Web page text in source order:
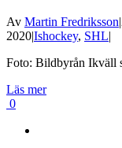
Av Martin Fredriksson|
2020|Ishockey, SHL|
Foto: Bildbyrån Ikväll
Läs mer
0